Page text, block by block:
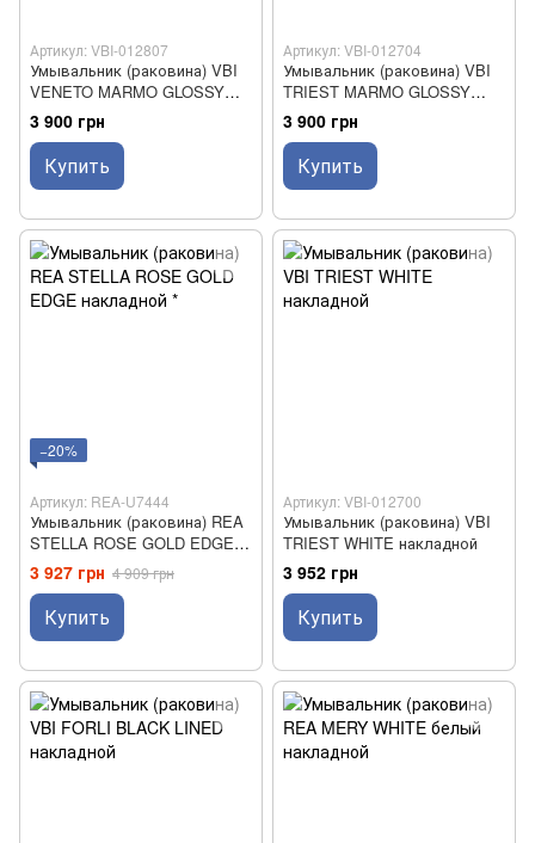
Артикул: VBI-012807
Умывальник (раковина) VBI
VENETO MARMO GLOSSY
накладной
3 900 грн
Купить
Артикул: VBI-012704
Умывальник (раковина) VBI
TRIEST MARMO GLOSSY
накладной
3 900 грн
Купить
−20%
Артикул: REA-U7444
Умывальник (раковина) REA
STELLA ROSE GOLD EDGE
накладной *
3 927 грн 4 909 грн
Купить
Артикул: VBI-012700
Умывальник (раковина) VBI
TRIEST WHITE накладной
3 952 грн
Купить